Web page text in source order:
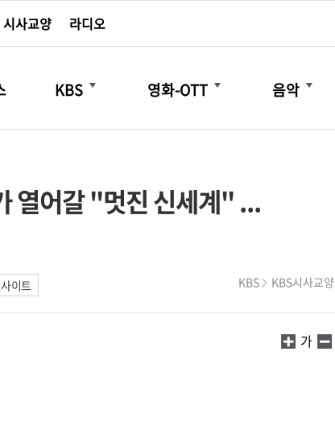
시사교양 라디오
KBS
더보기
영화-OTT
더보기
음악
더보기
열어갈 "멋진 신세계" ...
이트 KBS KBS시사교양
가